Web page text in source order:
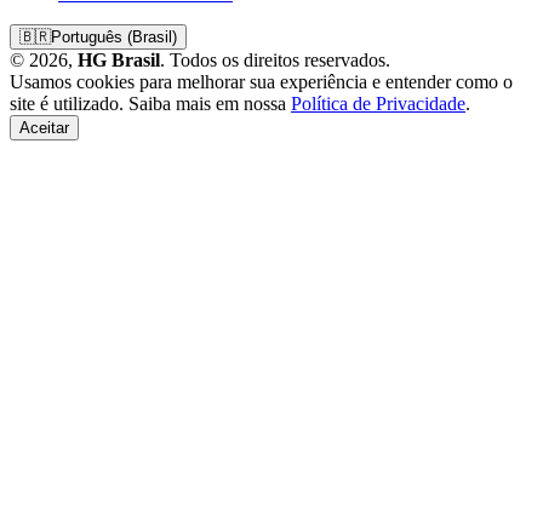
🇧🇷Português (Brasil)
© 2026, HG Brasil. Todos os direitos reservados.
Usamos cookies para melhorar sua experiência e entender como o
site é utilizado. Saiba mais em nossa Política de Privacidade.
Aceitar